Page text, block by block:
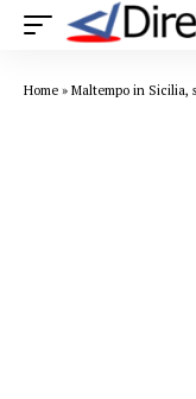
Home » Maltempo in Sicilia,